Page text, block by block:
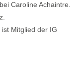
Caroline Achaintre.
Mitglied der IG